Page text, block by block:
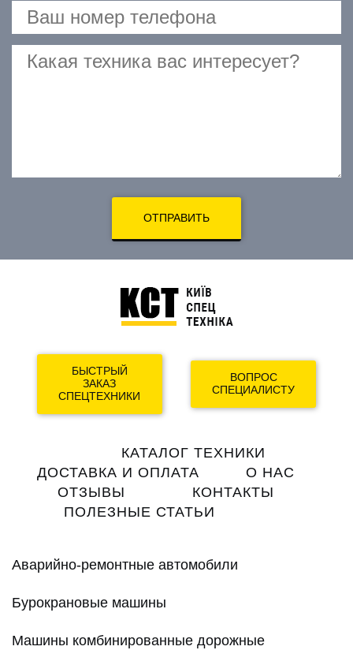
ОТПРАВИТЬ
БЫСТРЫЙ
ЗАКАЗ
СПЕЦТЕХНИКИ
ВОПРОС
СПЕЦИАЛИСТУ
navigation
КАТАЛОГ ТЕХНИКИ
ДОСТАВКА И ОПЛАТА
О НАС
ОТЗЫВЫ
КОНТАКТЫ
ПОЛЕЗНЫЕ СТАТЬИ
Аварийно-ремонтные автомобили
Бурокрановые машины
Машины комбинированные дорожные